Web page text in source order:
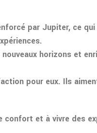
par Jupiter, ce
horizons et
pour eux. Ils
et à vivre des